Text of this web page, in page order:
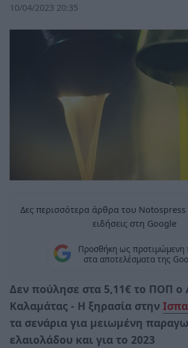
10/04/2023 20:35
Δες περισσότερα άρθρα του Notospress
ειδήσεις στη Google
Προσθήκη ως προτιμώμενη
στα αποτελέσματα της
Δεν πούλησε στα 5,11€ το ΠΟΠ ο
Καλαμάτας - Η ξηρασία στην
τα σενάρια για μειωμένη
ελαιολάδου και για το 2023